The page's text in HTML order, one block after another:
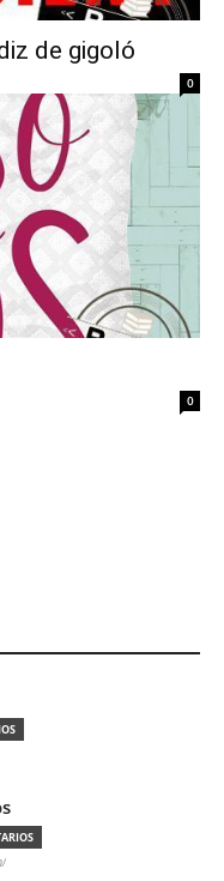
de gigoló
0
0